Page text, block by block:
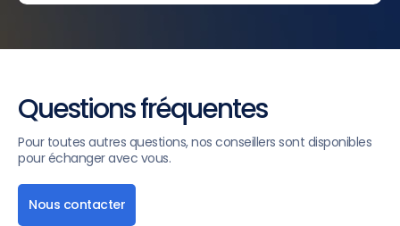
Questions fréquentes
Pour toutes autres questions, nos conseillers sont disponibles
pour échanger avec vous.
Nous contacter